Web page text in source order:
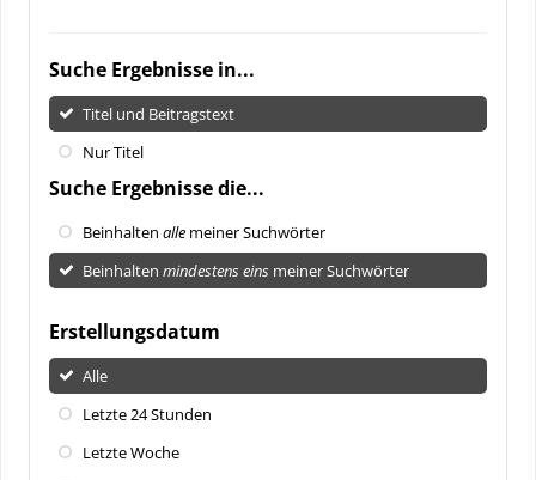
Suche Ergebnisse in...
Titel und Beitragstext
Nur Titel
Suche Ergebnisse die...
Beinhalten alle meiner Suchwörter
Beinhalten mindestens eins meiner Suchwörter
Erstellungsdatum
Alle
Letzte 24 Stunden
Letzte Woche